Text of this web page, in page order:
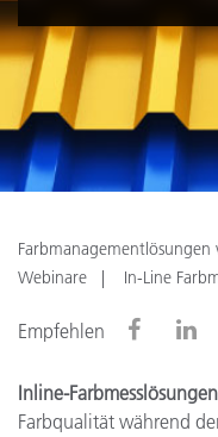
Farbmanagementlösungen
Webinare
In-Line
Empfehlen
Inline-Farbmesslösungen
Farbqualität während